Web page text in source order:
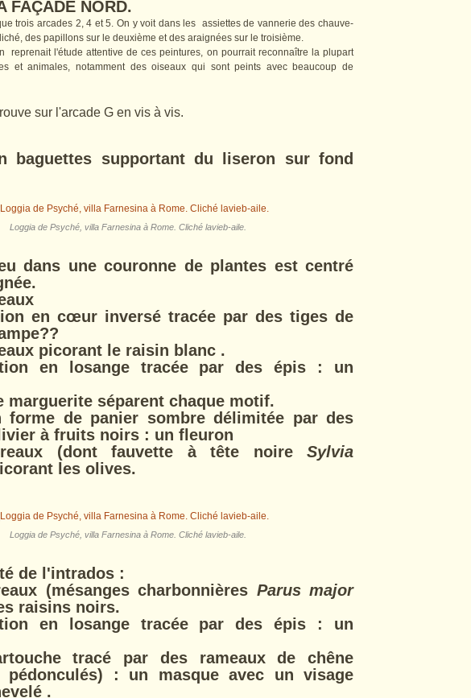
FAÇADE NORD.
trois arcades 2, 4 et 5. On y voit dans les assiettes de vannerie des chauve-
des papillons sur le deuxième et des araignées sur le troisième.
reprenait l'étude attentive de ces peintures, on pourrait reconnaître la plupart
et animales, notamment des oiseaux qui sont peints avec beaucoup de
sur l'arcade G en vis à vis.
baguettes supportant du liseron sur fond
Loggia de Psyché, villa Farnesina à Rome. Cliché lavieb-aile.
dans une couronne de plantes est centré
en cœur inversé tracée par des tiges de
picorant le raisin blanc .
en losange tracée par des épis : un
marguerite séparent chaque motif.
forme de panier sombre délimitée par des
à fruits noirs : un fleuron
(dont fauvette à tête noire Sylvia
les olives.
Loggia de Psyché, villa Farnesina à Rome. Cliché lavieb-aile.
de l'intrados :
(mésanges charbonnières Parus major
raisins noirs.
en losange tracée par des épis : un
tracé par des rameaux de chêne
pédonculés) : un masque avec un visage
.